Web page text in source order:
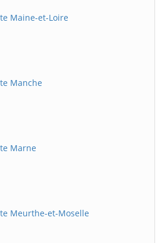
Maine-et-Loire
Manche
Marne
Meurthe-et-Moselle